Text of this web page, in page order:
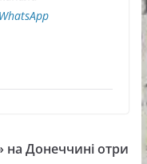
WhatsApp
на Донеччині отри